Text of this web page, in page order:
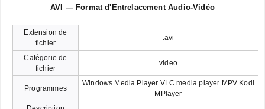
AVI — Format d'Entrelacement Audio-Vidéo
Extension de
fichier
.avi
Catégorie de
fichier
video
Programmes
Windows Media Player VLC media player MPV Kodi
MPlayer